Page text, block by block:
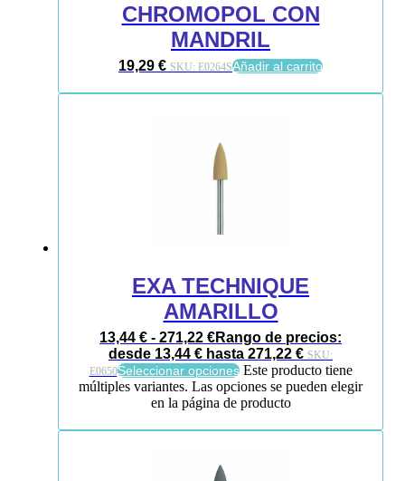
CHROMOPOL CON
MANDRIL
19,29 € SKU: E0264SAñadir al carrito
EXA TECHNIQUE
AMARILLO
13,44 € - 271,22 €Rango de precios:
desde 13,44 € hasta 271,22 € SKU:
E0650Seleccionar opciones Este producto tiene
múltiples variantes. Las opciones se pueden elegir
en la página de producto